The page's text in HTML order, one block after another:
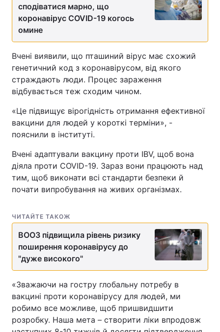
сподіватися марно, що
коронавірус COVID-19 когось
омине
Вчені виявили, що пташиний вірус має схожий
генетичний код з коронавірусом, від якого
страждають люди. Процес зараження
відбувається теж сходим чином.
«Це підвищує вірогідність отримання ефективної
вакцини для людей у короткі терміни», -
пояснили в інституті.
Вчені адаптували вакцину проти IBV, щоб вона
діяла проти COVID-19. Зараз вони працюють над
тим, щоб виконати всі стандарти безпеки й
почати випробування на живих організмах.
ЧИТАЙТЕ ТАКОЖ
ВООЗ підвищила рівень ризику
поширення коронавірусу до
"дуже високого"
«Зважаючи на гостру глобальну потребу в
вакцині проти коронавірусу для людей, ми
робимо все можливе, щоб пришвидшити
розробку. Наша мета – створити ліки впродовж